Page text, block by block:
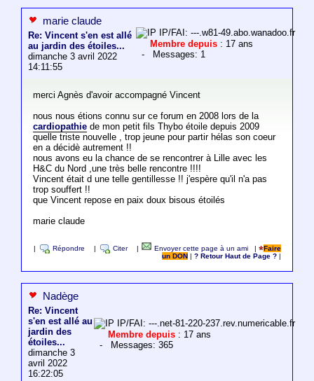
marie claude
Re: Vincent s'en est allé
au jardin des étoiles...
dimanche 3 avril 2022
14:11:55
IP/FAI: ---.w81-49.abo.wanadoo.fr
Membre depuis : 17 ans
- Messages: 1
merci Agnès d'avoir accompagné Vincent
nous nous étions connu sur ce forum en 2008 lors de la
cardiopathiede mon petit fils Thybo étoile depuis 2009
quelle triste nouvelle , trop jeune pour partir hélas son coeur
en a décidè autrement !!
nous avons eu la chance de se rencontrer à Lille avec les
H&C du Nord ,une très belle rencontre !!!!
Vincent était d une telle gentillesse !! j'espère qu'il n'a pas
trop souffert !!
que Vincent repose en paix doux bisous étoilés
marie claude
Répondre Citer Envoyer cette page à un ami |
Faire
un DON
|? Retour Haut de Page ?
Nadège
Re: Vincent
s'en est allé au
jardin des
étoiles...
dimanche 3
avril 2022
16:22:05
IP/FAI: ---.net-81-220-237.rev.numericable.fr
Membre depuis : 17 ans
- Messages: 365